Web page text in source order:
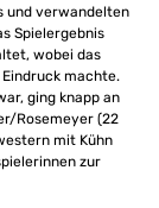
und verwandelten
Spielergebnis
wobei das
machte.
ging knapp an
Rosemeyer (22
mit Kühn
zur